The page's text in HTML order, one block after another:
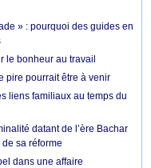
» : pourquoi des guides en
le bonheur au travail
pire pourrait être à venir
liens familiaux au temps du
datant de l’ère Bachar
sa réforme
dans une affaire